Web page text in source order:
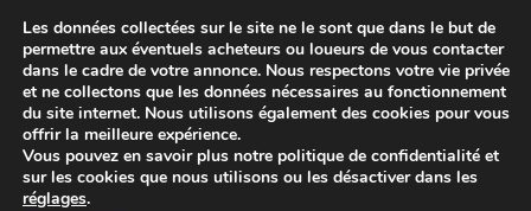
Les données collectées sur le site ne le sont que dans le but de
permettre aux éventuels acheteurs ou loueurs de vous contacter
dans le cadre de votre annonce. Nous respectons votre vie privée
et ne collectons que les données nécessaires au fonctionnement
du site internet. Nous utilisons également des cookies pour vous
offrir la meilleure expérience.
Vous pouvez en savoir plus notre politique de confidentialité et
sur les cookies que nous utilisons ou les désactiver dans les
réglages.